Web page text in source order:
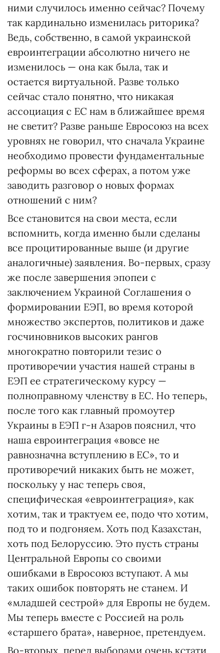
ними случилось именно сейчас? Почему
так кардинально изменилась риторика?
Ведь, собственно, в самой украинской
евроинтеграции абсолютно ничего не
изменилось — она как была, так и
остается виртуальной. Разве только
сейчас стало понятно, что никакая
ассоциация с ЕС нам в ближайшее время
не светит? Разве раньше Евросоюз на всех
уровнях не говорил, что сначала Украине
необходимо провести фундаментальные
реформы во всех сферах, а потом уже
заводить разговор о новых формах
отношений с ним?
Все становится на свои места, если
вспомнить, когда именно были сделаны
все процитированные выше (и другие
аналогичные) заявления. Во-первых, сразу
же после завершения эпопеи с
заключением Украиной Соглашения о
формировании ЕЭП, во время которой
множество экспертов, политиков и даже
госчиновников высоких рангов
многократно повторили тезис о
противоречии участия нашей страны в
ЕЭП ее стратегическому курсу —
полноправному членству в ЕС. Но теперь,
после того как главный промоутер
Украины в ЕЭП г-н Азаров пояснил, что
наша евроинтеграция «вовсе не
равнозначна вступлению в ЕС», то и
противоречий никаких быть не может,
поскольку у нас теперь своя,
специфическая «евроинтеграция», как
хотим, так и трактуем ее, подо что хотим,
под то и подгоняем. Хоть под Казахстан,
хоть под Белоруссию. Это пусть страны
Центральной Европы со своими
ошибками в Евросоюз вступают. А мы
таких ошибок повторять не станем. И
«младшей сестрой» для Европы не будем.
Мы теперь вместе с Россией на роль
«старшего брата», наверное, претендуем.
Во-вторых, перед выборами очень кстати